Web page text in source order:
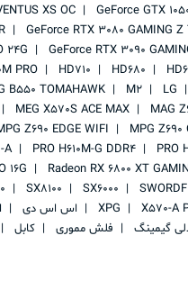
GeForce GTX
XS OC
GeForce RTX 3080 GAMING Z
GeForce RTX 3090
24G
HD680
HD710
PRO
LG
M2
B550 TOMAHAWK
MAG
MEG X570S ACE MAX
MPG Z690
Z690 EDGE WIFI
PRO
PRO H610M-G DDR4
A
Radeon RX 6800 XT
16G
SX6000
SX8100
X570-A
XPG اس اس دی
گیمینگ فلش مموری کابل